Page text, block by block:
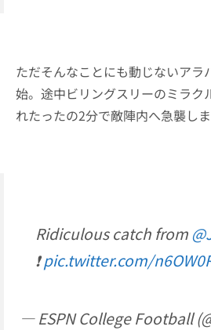
ただそんなことにも動じないアラ
始。途中ビリングスリーのミラク
れたったの2分で敵陣内へ急襲し
Ridiculous catch from
❗️pic.twitter.com/
— ESPN College Football